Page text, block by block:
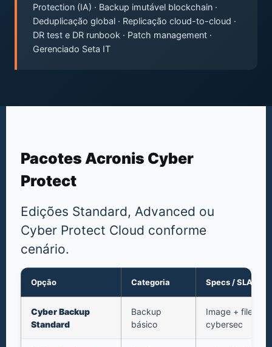
Protection (IA) · Backup imutável blockchain ·
Deduplicação global · Replicação cloud-to-cloud ·
DR test e DR runbook · Patch management ·
Gerenciado Seta IT
Pacotes Acronis Cyber
Protect
Edições Standard, Advanced ou
Cyber Protect Cloud conforme
cenário.
Opção Categoria Specs / SLA
Cyber Backup
Standard
Backup
básico
Image + file +
cybersec